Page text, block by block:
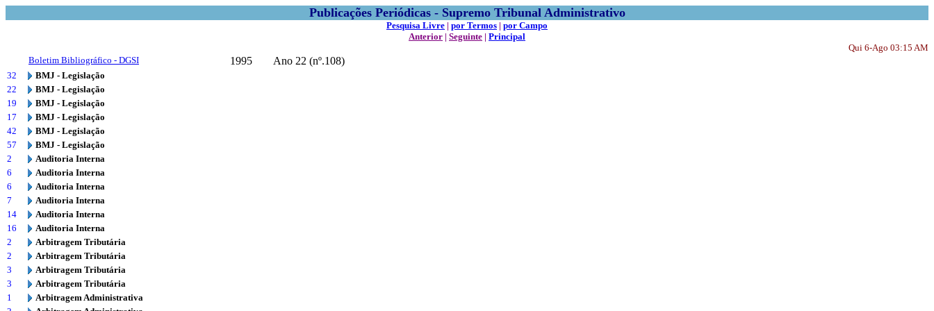
Publicações Periódicas - Supremo Tribunal Administrativo
Pesquisa Livre | por Termos | por Campo
Anterior | Seguinte | Principal
Qui 6-Ago 03:15 AM
Boletim Bibliográfico - DGSI
1995 Ano 22 (nº.108)
32
BMJ - Legislação
22
BMJ - Legislação
19
BMJ - Legislação
17
BMJ - Legislação
42
BMJ - Legislação
57
BMJ - Legislação
2
Auditoria Interna
6
Auditoria Interna
6
Auditoria Interna
7
Auditoria Interna
14
Auditoria Interna
16
Auditoria Interna
2
Arbitragem Tributária
2
Arbitragem Tributária
3
Arbitragem Tributária
3
Arbitragem Tributária
1
Arbitragem Administrativa